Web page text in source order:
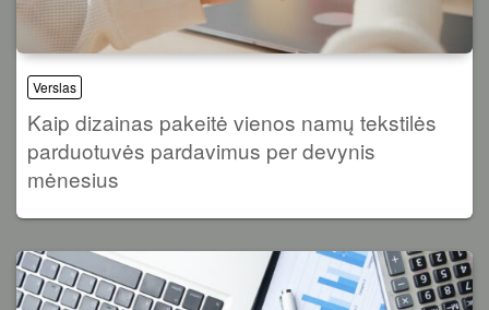
Verslas
Kaip dizainas pakeitė vienos namų tekstilės
parduotuvės pardavimus per devynis
mėnesius